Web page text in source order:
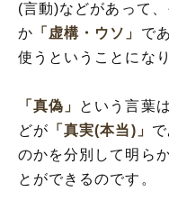
(言動)などがあって
か 「虚構・ウソ」 で
使うということになり
「真偽」
という言葉
どが 「真実(本当)」
のかを分別して明ら
とができるのです。